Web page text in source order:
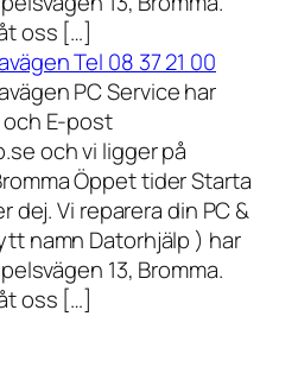
oss […]
Tel 08 37 21 00
PC Service har
och E-post
och vi ligger på
Öppet tider Starta
dej. Vi reparera din PC &
namn Datorhjälp ) har
13, Bromma.
oss […]